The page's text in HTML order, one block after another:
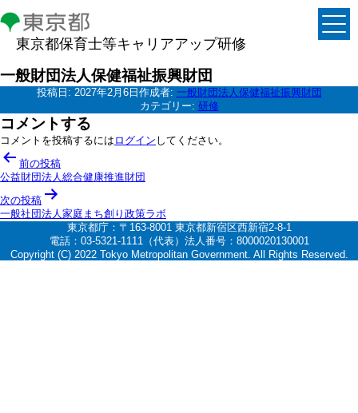
東京都保育士等キャリアアップ研修
一般財団法人保健福祉振興財団
投稿日: 2027年2月6日 作成者: 一般財団法人保健福祉振興財団
カテゴリー: 研修
コメントする
コメントを投稿するには ログイン してください。
投
稿
ナ
ビ
ー
前の投稿
公益財団法人総合健康推進財団
次の投稿
一般社団法人家庭まち創り政策ラボ
東京都庁：〒163-8001 東京都新宿区西新宿2-8-1
電話：03-5321-1111（代表）法人番号：8000020130001
Copyright (C) 2022 Tokyo Metropolitan Government. All Rights Reserved.